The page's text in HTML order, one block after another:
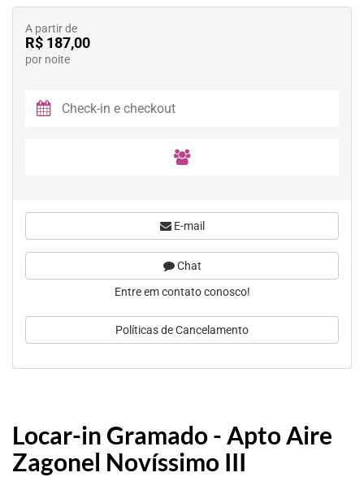
Locar-in Gramado - Apto Aire
Zagonel Novíssimo III
A partir de
R$ 187,00
por noite
E-mail
Chat
Entre em contato conosco!
Políticas de Cancelamento